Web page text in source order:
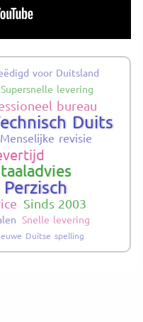
voor Duitsland
Supersnelle levering
bureau
Duits
Menselijke revisie
Sinds 2003
Snelle levering
Duitse spelling